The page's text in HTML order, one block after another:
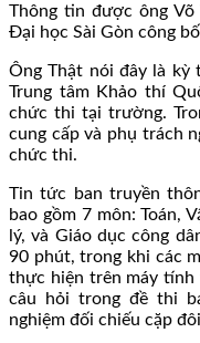
Thông tin được ông
Đại học Sài Gòn công
Ông Thật nói đây là
Trung tâm Khảo thí
chức thi tại trường.
cung cấp và phụ trách
chức thi.
Tin tức ban truyền
bao gồm 7 môn: Toán,
lý, và Giáo dục công
90 phút, trong khi các
thực hiện trên máy tính
câu hỏi trong đề thi
nghiệm đối chiếu cặp